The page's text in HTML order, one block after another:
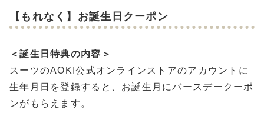
【もれなく】お誕生日クーポン
＜誕生日特典の内容＞
スーツのAOKI公式オンラインストアのアカウントに
生年月日を登録すると、お誕生月にバースデークーポ
ンがもらえます。